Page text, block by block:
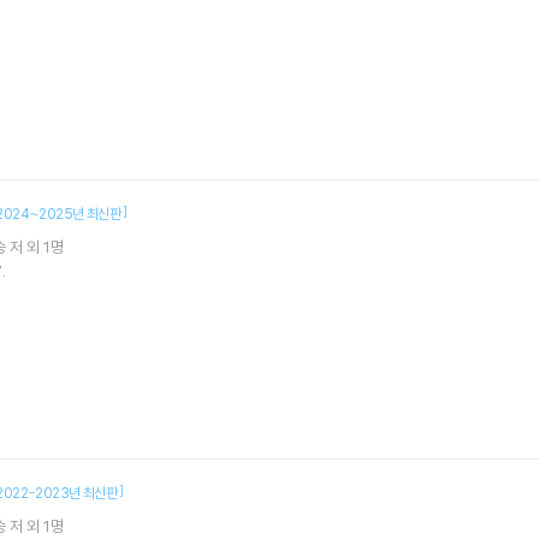
년 최신판]
저 외 1명
2023년 최신판]
저 외 1명